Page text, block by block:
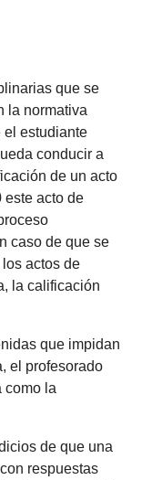
que se
la normativa
el estudiante
conducir a
de un acto
este acto de
caso de que se
actos de
la calificación
que impidan
el profesorado
como la
de que una
respuestas